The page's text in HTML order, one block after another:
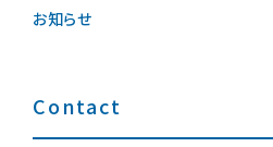
お知らせ
Contact